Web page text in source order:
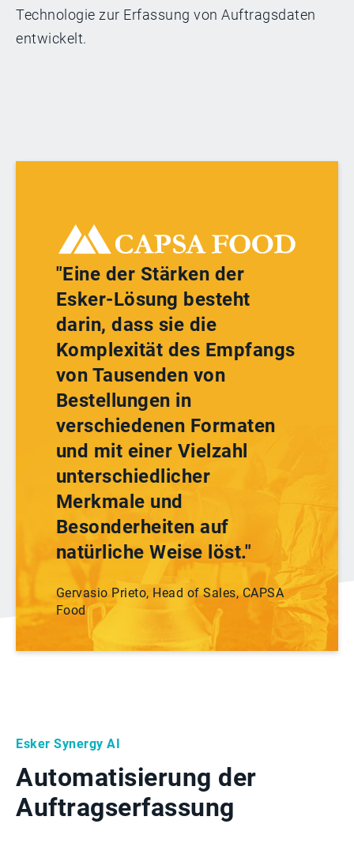
Technologie zur Erfassung von Auftragsdaten
entwickelt.
"Eine der Stärken der
Esker-Lösung besteht
darin, dass sie die
Komplexität des Empfangs
von Tausenden von
Bestellungen in
verschiedenen Formaten
und mit einer Vielzahl
unterschiedlicher
Merkmale und
Besonderheiten auf
natürliche Weise löst."
Gervasio Prieto, Head of Sales, CAPSA
Food
Esker Synergy AI
Automatisierung der
Auftragserfassung